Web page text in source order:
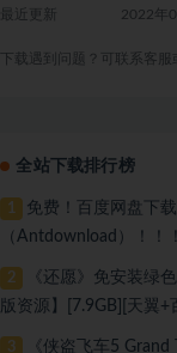
最近更新 2022年
下载遇到问题？可联系客服
全站下载排行榜
1
免费！百度网盘下
（Antdownload）！！！
2
《还愿》免安装绿
版资源】[7.9GB][天翼+
3
《侠盗飞车5